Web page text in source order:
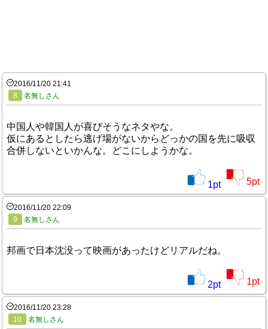
2016/11/20 21:41
8
名無しさん
中国人や韓国人が喜びそうなネタやな。
仮にあるとしたら逃げ場がないからどっかの国を先に吸収
合併しないといかんな。どこにしようかな。
1pt 5pt
2016/11/20 22:09
9
名無しさん
邦画で日本沈没って映画があったけどリアルだね。
2pt 1pt
2016/11/20 23:28
10
名無しさん